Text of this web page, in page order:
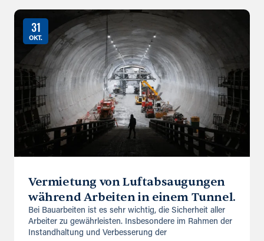
31
OKT.
Vermietung von Luftabsaugungen
während Arbeiten in einem Tunnel.
Bei Bauarbeiten ist es sehr wichtig, die Sicherheit aller
Arbeiter zu gewährleisten. Insbesondere im Rahmen der
Instandhaltung und Verbesserung der